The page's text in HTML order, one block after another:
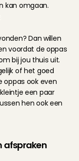
kan omgaan.
Dan willen
voordat de oppas
bij jou thuis uit.
of het goed
oppas ook even
een paar
hen ook een
afspraken